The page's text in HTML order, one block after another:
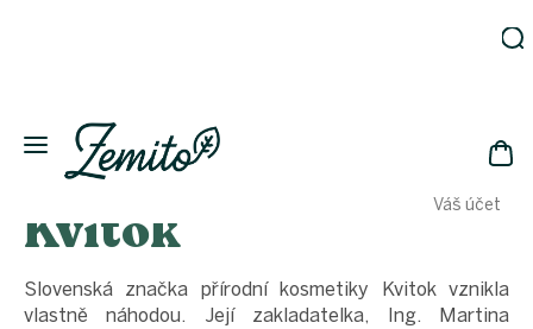
Váš účet
Eko
domácnost
Kosmetika
láhve
Akce
Kvitok
Slovenská značka přírodní kosmetiky Kvitok vznikla
vlastně náhodou. Její zakladatelka, Ing. Martina